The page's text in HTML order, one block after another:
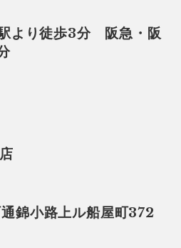
より徒歩3分 阪急・阪
店
錦小路上ル船屋町372